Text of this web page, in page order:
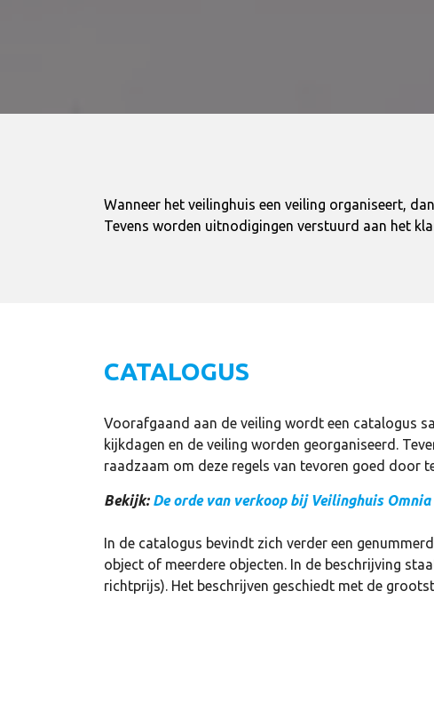
Wanneer het veilinghuis een veiling organiseert,
Tevens worden uitnodigingen verstuurd aan het
CATALOGUS
Voorafgaand aan de veiling wordt een catalogus
kijkdagen en de veiling worden georganiseerd.
raadzaam om deze regels van tevoren goed door
Bekijk: De orde van verkoop bij Veilinghuis Omnia
In de catalogus bevindt zich verder een
object of meerdere objecten. In de beschrijving
richtprijs). Het beschrijven geschiedt met de